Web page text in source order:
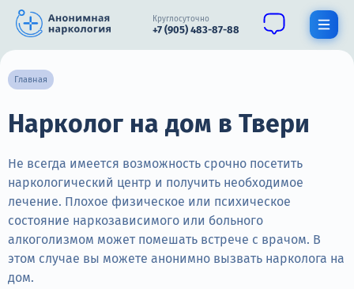
Круглосуточно
+7 (905) 483-87-88
О нас
Алкоголизм
Нарколог
Стационар
Главная
Нарколог на дом в Твери
Не всегда имеется возможность срочно посетить
наркологический центр и получить необходимое
лечение. Плохое физическое или психическое
состояние наркозависимого или больного
алкоголизмом может помешать встрече с врачом. В
этом случае вы можете анонимно вызвать нарколога на
дом.